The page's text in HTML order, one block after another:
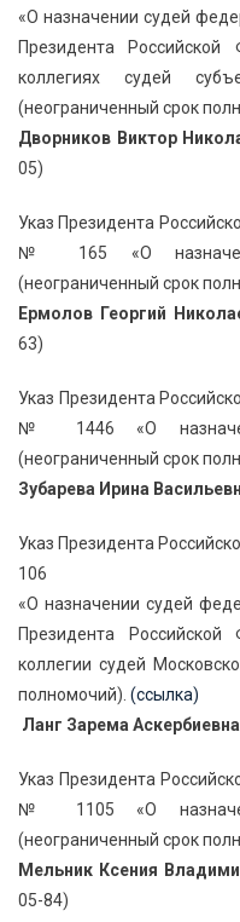
«О назначении судей
Президента
коллегиях судей
(неограниченный срок
Дворников Виктор
05)
Указ Президента
№ 165 «О
(неограниченный срок
Ермолов Георгий
63)
Указ Президента
№ 1446 «О
(неограниченный срок
Зубарева Ирина
Указ Президента
106
«О назначении судей
Президента
коллегии судей
полномочий). (ссылка)
Ланг Зарема Аскербиевна
Указ Президента
№ 1105 «О
(неограниченный срок
Мельник Ксения
05-84)